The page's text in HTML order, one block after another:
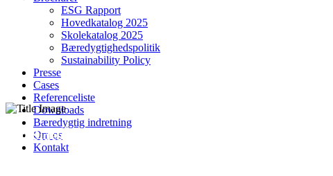
ESG Rapport
Hovedkatalog 2025
Skolekatalog 2025
Bæredygtighedspolitik
Sustainability Policy
Presse
Cases
Referenceliste
Downloads
Bæredygtig indretning
Om os
Kontakt
Left Sidebar